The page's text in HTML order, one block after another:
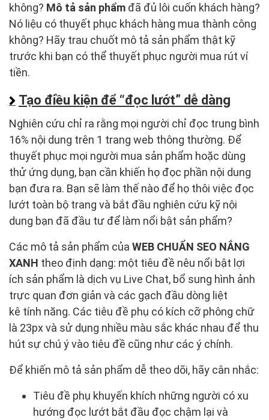
không? Mô tả sản phẩm đã đủ lôi cuốn khách hàng?
Nó liệu có thuyết phục khách hàng mua thành công
không? Hãy trau chuốt mô tả sản phẩm thật kỹ
trước khi bạn có thể thuyết phục người mua rút ví
tiền.
Tạo điều kiện để “đọc lướt” dễ dàng
Nghiên cứu chỉ ra rằng mọi người chỉ đọc trung bình
16% nội dung trên 1 trang web thông thường. Để
thuyết phục mọi người mua sản phẩm hoặc dùng
thử ứng dụng, bạn cần khiến họ đọc phần nội dung
bạn đưa ra. Bạn sẽ làm thế nào để họ thôi việc đọc
lướt toàn bộ trang và bắt đầu nghiên cứu kỹ nội
dung bạn đã đầu tư để làm nổi bật sản phẩm?
Các mô tả sản phẩm của WEB CHUẨN SEO NẮNG
XANH theo định dạng: một tiêu đề nêu nổi bật lợi
ích sản phẩm là dịch vụ Live Chat, bổ sung hình ảnh
trực quan đơn giản và các gạch đầu dòng liệt
kê tính năng. Các tiêu đề phụ có kích cỡ phông chữ
là 23px và sử dụng nhiều màu sắc khác nhau để thu
hút sự chú ý vào tiêu đề cũng như các ý chính.
Để khiến mô tả sản phẩm dễ theo dõi, hãy cân nhắc:
Tiêu đề phụ khuyến khích những người có xu
hướng đọc lướt bắt đầu đọc chậm lại và